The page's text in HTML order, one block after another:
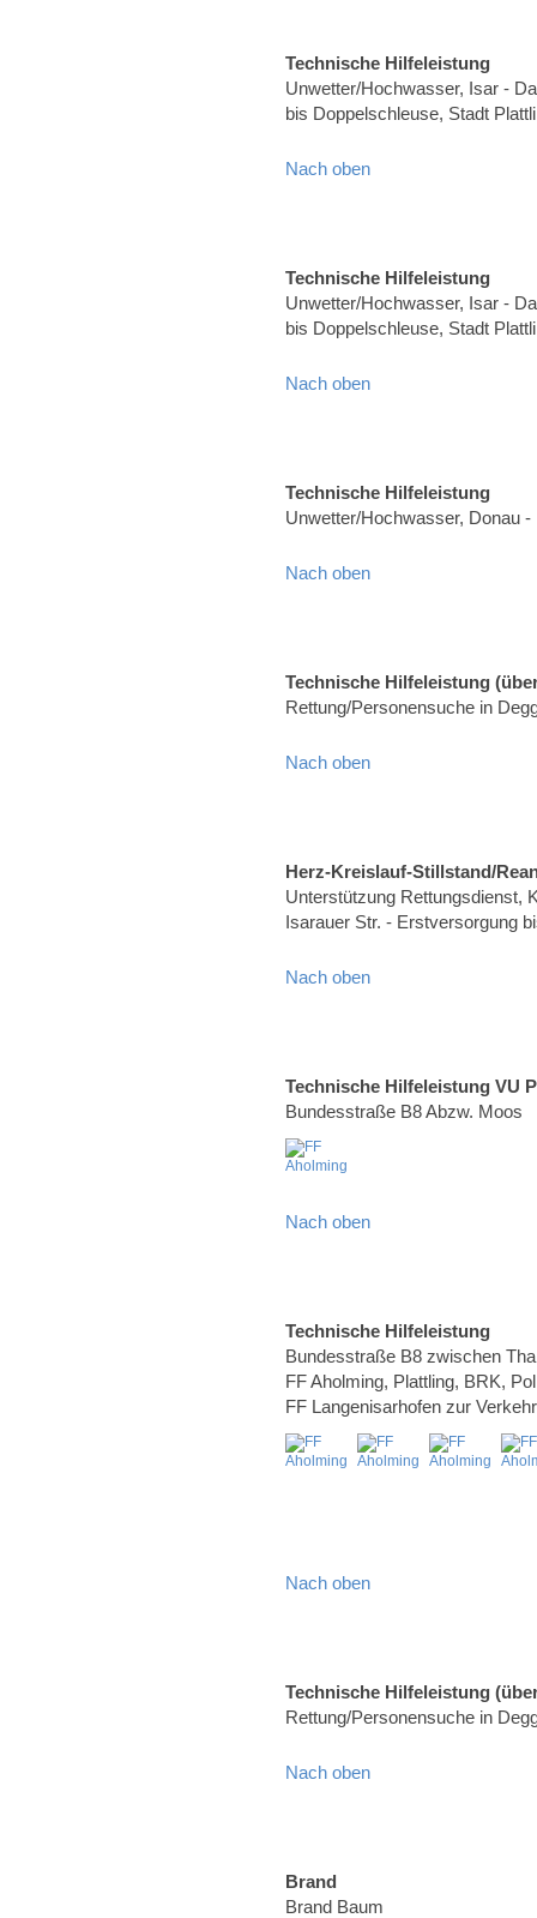
Technische Hilfeleistung
Unwetter/Hochwasser, Isar -
bis Doppelschleuse, Stadt
Nach oben
Technische Hilfeleistung
Unwetter/Hochwasser, Isar -
bis Doppelschleuse, Stadt
Nach oben
Technische Hilfeleistung
Unwetter/Hochwasser, Donau
Nach oben
Technische Hilfeleistung
Rettung/Personensuche in
Nach oben
Herz-Kreislauf-Stillstand/
Unterstützung Rettungsdienst,
Isarauer Str. - Erstversorgung
Nach oben
Technische Hilfeleistung VU
Bundesstraße B8 Abzw. Moos
Nach oben
Technische Hilfeleistung
Bundesstraße B8 zwischen
FF Aholming, Plattling, BRK,
FF Langenisarhofen zur
Nach oben
Technische Hilfeleistung
Rettung/Personensuche in
Nach oben
Brand
Brand Baum